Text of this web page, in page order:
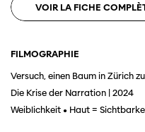
optimale avec
utiliser un
VOIR LA FICHE
FILMOGRAPHIE
Versuch, einen Baum in Zürich
Die Krise der Narration | 2024
Weiblichkeit • Haut =